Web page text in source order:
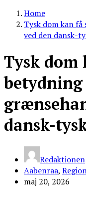
Home
Tysk dom kan
ved den dansk-
Tysk dom
dansk-
Redaktionen
Aabenraa,
maj 20, 2026